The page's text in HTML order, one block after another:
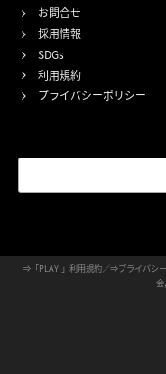
お問合せ
採用情報
SDGs
利用規約
プライバシーポリシー
⇒ 「PLAY!」利用規約／⇒プライバシ